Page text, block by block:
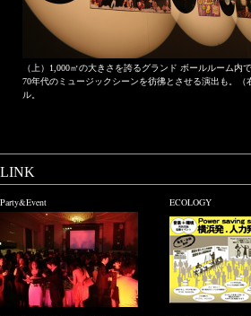
（上）1,000㎡の大きさを誇るグランド ボールルーム
70年代のミュージックシーンを彷彿とさせる演出も。
ル。
LINK
Party&Event ECOLOGY